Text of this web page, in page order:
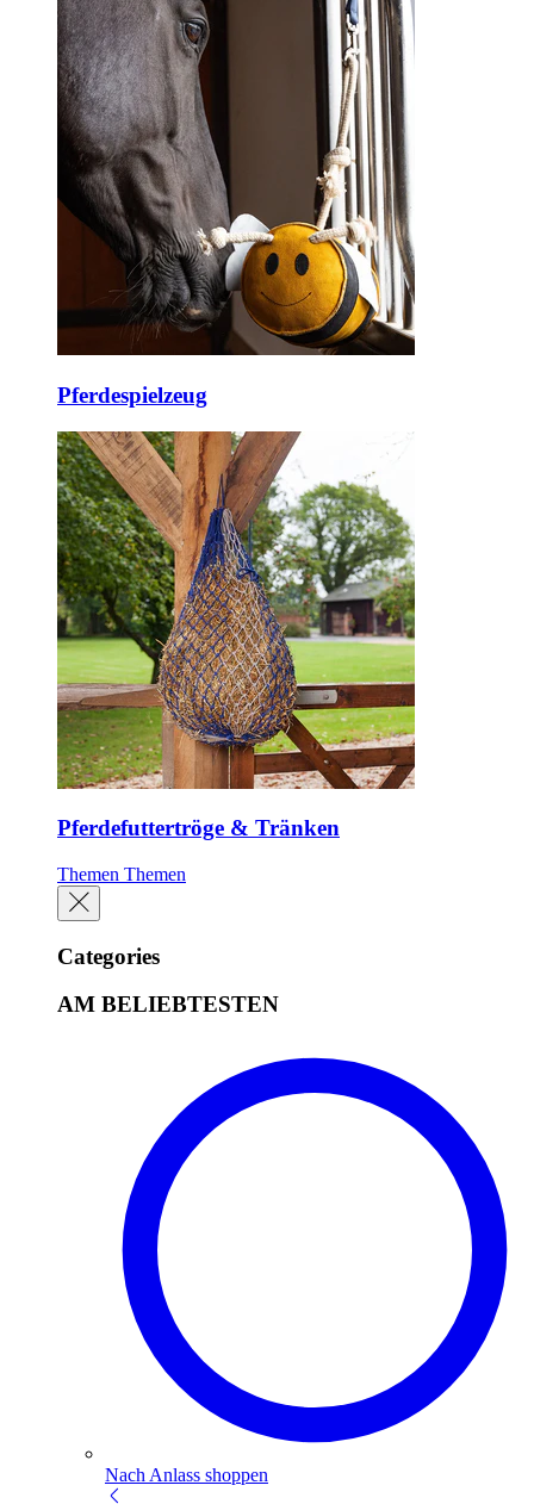
Pferdespielzeug
Pferdefuttertröge & Tränken
Themen Themen
Categories
AM BELIEBTESTEN
Nach Anlass shoppen